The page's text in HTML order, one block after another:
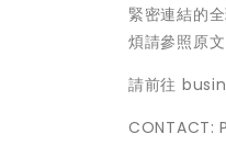
緊密連結的
煩請參照原
請前往
CONTACT: